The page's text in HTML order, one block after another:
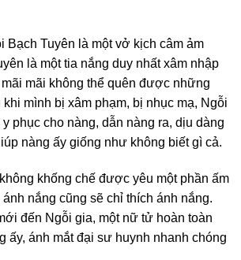
Bạch Tuyên là một vở kịch câm ảm
là một tia nắng duy nhất xâm nhập
mãi không thể quên được những
mình bị xâm phạm, bị nhục mạ, Ngỗi
phục cho nàng, dẫn nàng ra, dịu dàng
nàng ấy giống như không biết gì cả.
khống chế được yêu một phần ấm
nắng cũng sẽ chỉ thích ánh nắng.
đến Ngỗi gia, một nữ tử hoàn toàn
ấy, ánh mắt đại sư huynh nhanh chóng